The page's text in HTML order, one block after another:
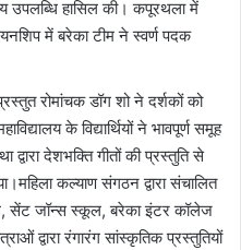
हासिल की। कपूरथला में
में बरेका टीम ने स्वर्ण पदक
रोमांचक डॉग शो ने दर्शकों को
के विद्यार्थियों ने भावपूर्ण समूह
देशभक्ति गीतों की प्रस्तुति से
कल्याण संगठन द्वारा संचालित
सेंट जॉन्स स्कूल, बरेका इंटर कॉलेज
द्वारा रंगारंग सांस्कृतिक प्रस्तुतियों